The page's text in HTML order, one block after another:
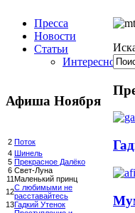
Пресса
Новости
Статьи
Интересное
Афиша Ноября
2 Поток
4 Шинель
5 Прекрасное Далёко
6 Свет-Луна
11Маленький принц
12С любимыми не
расставайтесь
13Гадкий Утенок